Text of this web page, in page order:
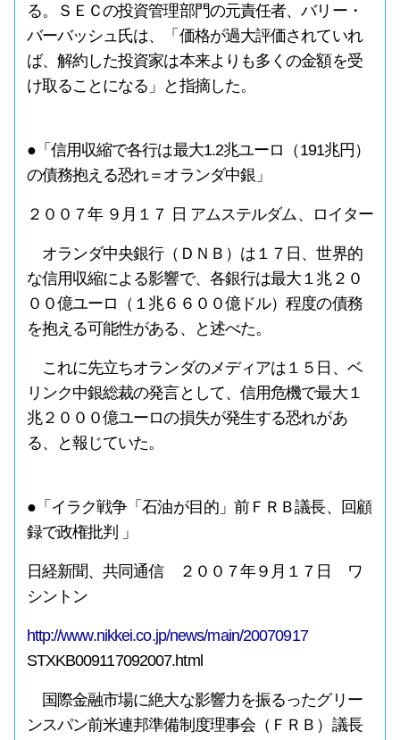
る。ＳＥＣの投資管理部門の元責任者、バリー・
バーバッシュ氏は、「価格が過大評価されていれ
ば、解約した投資家は本来よりも多くの金額を受
け取ることになる」と指摘した。
●「信用収縮で各行は最大1.2兆ユーロ（191兆円）
の債務抱える恐れ＝オランダ中銀」
２００７年 ９月１７ 日 アムステルダム、ロイター
オランダ中央銀行（ＤＮＢ）は１７日、世界的
な信用収縮による影響で、各銀行は最大１兆２０
００億ユーロ（１兆６６００億ドル）程度の債務
を抱える可能性がある、と述べた。
これに先立ちオランダのメディアは１５日、ベ
リンク中銀総裁の発言として、信用危機で最大１
兆２０００億ユーロの損失が発生する恐れがあ
る、と報じていた。
●「イラク戦争「石油が目的」前ＦＲＢ議長、回顧
録で政権批判 」
日経新聞、共同通信 ２００７年９月１７日 ワ
シントン
http://www.nikkei.co.jp/news/main/20070917
STXKB009117092007.html
国際金融市場に絶大な影響力を振るったグリー
ンスパン前米連邦準備制度理事会（ＦＲＢ）議長